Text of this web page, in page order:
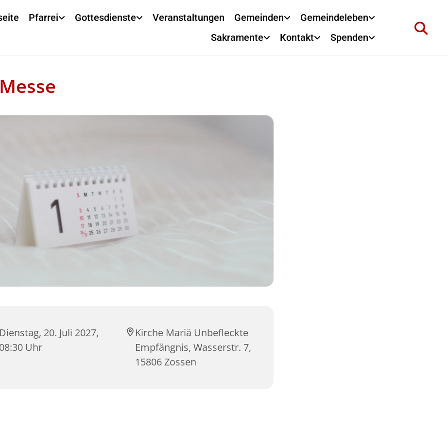
Pfarrei Gottesdienste Veranstaltungen Gemeinden
Gemeindeleben
Sakramente
Kontakt Spenden
Dienstag, 20. Juli 2027,
08:30 Uhr
Kirche Mariä Unbefleckte
Empfängnis, Wasserstr. 7,
15806 Zossen